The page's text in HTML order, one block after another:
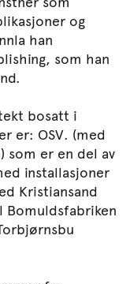
og
han
som han
bosatt i
er: OSV. (med
som er en del av
installasjoner
Kristiansand
Bomuldsfabriken